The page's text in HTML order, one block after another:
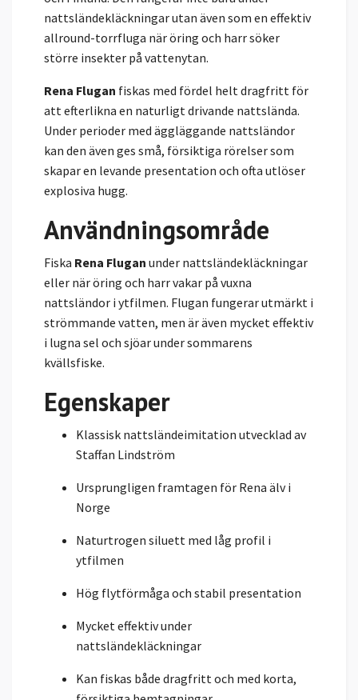
nattsländekläckningar utan även som en effektiv
allround-torrfluga när öring och harr söker
större insekter på vattenytan.
Rena Flugan fiskas med fördel helt dragfritt för
att efterlikna en naturligt drivande nattslända.
Under perioder med äggläggande nattsländor
kan den även ges små, försiktiga rörelser som
skapar en levande presentation och ofta utlöser
explosiva hugg.
Användningsområde
Fiska Rena Flugan under nattsländekläckningar
eller när öring och harr vakar på vuxna
nattsländor i ytfilmen. Flugan fungerar utmärkt i
strömmande vatten, men är även mycket effektiv
i lugna sel och sjöar under sommarens
kvällsfiske.
Egenskaper
Klassisk nattsländeimitation utvecklad av
Staffan Lindström
Ursprungligen framtagen för Rena älv i
Norge
Naturtrogen siluett med låg profil i
ytfilmen
Hög flytförmåga och stabil presentation
Mycket effektiv under
nattsländekläckningar
Kan fiskas både dragfritt och med korta,